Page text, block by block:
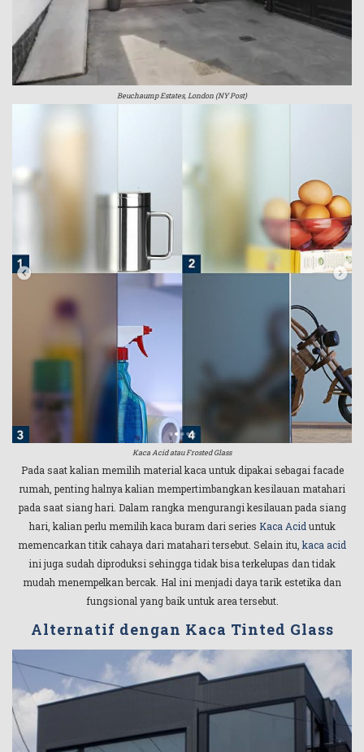
Beuchaump Estates, London (NY Post)
Kaca Acid atau Frosted Glass
Pada saat kalian memilih material kaca untuk dipakai sebagai facade
rumah, penting halnya kalian mempertimbangkan kesilauan matahari
pada saat siang hari. Dalam rangka mengurangi kesilauan pada siang
hari, kalian perlu memilih kaca buram dari series Kaca Acid untuk
memencarkan titik cahaya dari matahari tersebut. Selain itu, kaca acid
ini juga sudah diproduksi sehingga tidak bisa terkelupas dan tidak
mudah menempelkan bercak. Hal ini menjadi daya tarik estetika dan
fungsional yang baik untuk area tersebut.
Alternatif dengan Kaca Tinted Glass